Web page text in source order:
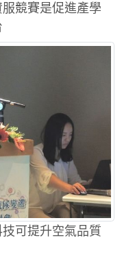
競賽是促進產學
可提升空氣品質